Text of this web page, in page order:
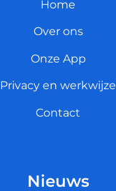
Home
Over ons
Onze App
Privacy en werkwijze
Contact
Nieuws